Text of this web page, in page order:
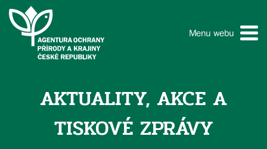
Menu webu
AKTUALITY, AKCE A
TISKOVÉ ZPRÁVY